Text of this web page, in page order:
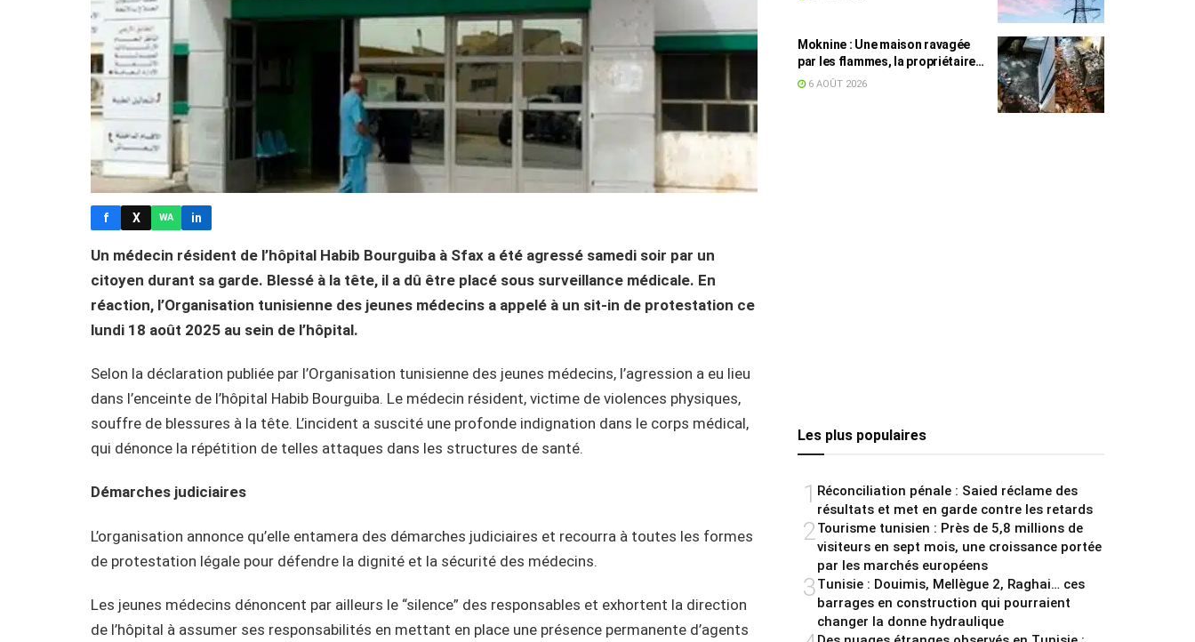
f X WA in
Un médecin résident de l’hôpital Habib Bourguiba à Sfax a été agressé samedi soir par un
citoyen durant sa garde. Blessé à la tête, il a dû être placé sous surveillance médicale. En
réaction, l’Organisation tunisienne des jeunes médecins a appelé à un sit-in de protestation ce
lundi 18 août 2025 au sein de l’hôpital.
Selon la déclaration publiée par l’Organisation tunisienne des jeunes médecins, l’agression a eu lieu
dans l’enceinte de l’hôpital Habib Bourguiba. Le médecin résident, victime de violences physiques,
souffre de blessures à la tête. L’incident a suscité une profonde indignation dans le corps médical,
qui dénonce la répétition de telles attaques dans les structures de santé.
Démarches judiciaires
L’organisation annonce qu’elle entamera des démarches judiciaires et recourra à toutes les formes
de protestation légale pour défendre la dignité et la sécurité des médecins.
Les jeunes médecins dénoncent par ailleurs le “silence” des responsables et exhortent la direction
de l’hôpital à assumer ses responsabilités en mettant en place une présence permanente d’agents
Moknine : Une maison ravagée
par les flammes, la propriétaire
accuse la STEG et la SONEDE
6 AOÛT 2026
Les plus populaires
1 Réconciliation pénale : Saied réclame des
résultats et met en garde contre les retards
2Tourisme tunisien : Près de 5,8 millions de
visiteurs en sept mois, une croissance portée
par les marchés européens
3Tunisie : Douimis, Mellègue 2, Raghai… ces
barrages en construction qui pourraient
changer la donne hydraulique